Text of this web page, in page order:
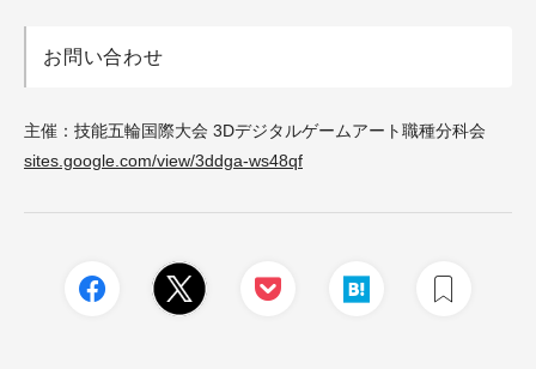
お問い合わせ
主催：技能五輪国際大会 3Dデジタルゲームアート職種分科会
sites.google.com/view/3ddga-ws48qf